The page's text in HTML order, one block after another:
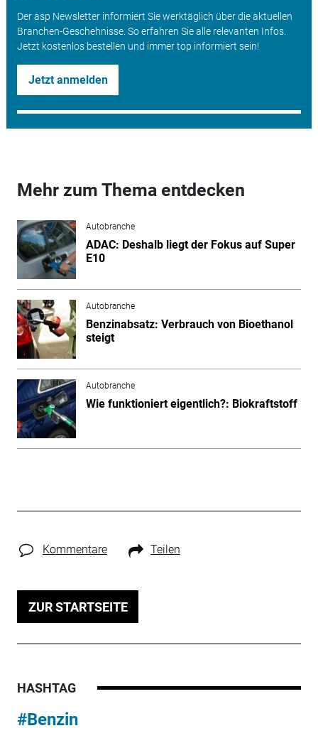
Der asp Newsletter informiert Sie werktäglich über die aktuellen
Branchen-Geschehnisse. So erfahren Sie alle relevanten Infos.
Jetzt kostenlos bestellen und immer top informiert sein!
Jetzt anmelden
Mehr zum Thema entdecken
Autobranche
ADAC: Deshalb liegt der Fokus auf Super
E10
Autobranche
Benzinabsatz: Verbrauch von Bioethanol
steigt
Autobranche
Wie funktioniert eigentlich?: Biokraftstoff
Kommentare Teilen
ZUR STARTSEITE
HASHTAG
#Benzin